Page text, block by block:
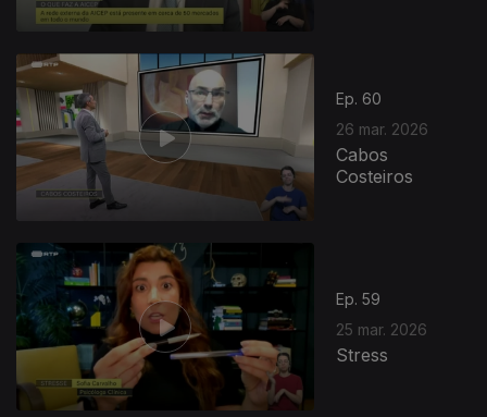
Ep. 60
26 mar. 2026
Cabos
Costeiros
Ep. 59
25 mar. 2026
Stress